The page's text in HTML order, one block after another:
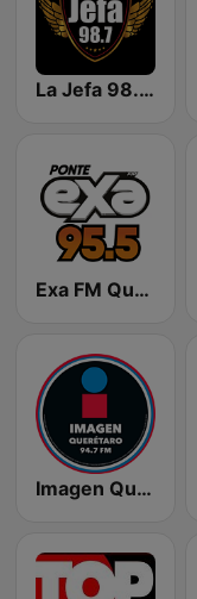
La Jefa 98.7 FM
Exa FM Querétaro
Imagen Querétaro 94.7 FM